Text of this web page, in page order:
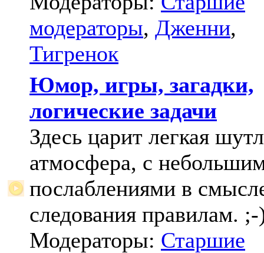
модераторы, Дженни,
Тигренок
Юмор, игры, загадки,
логические задачи
Здесь царит легкая
атмосфера, с
послаблениями в
следования правилам.
Модераторы: Старшие